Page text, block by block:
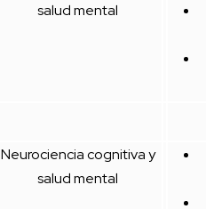
salud mental
Neurociencia cognitiva y
salud mental